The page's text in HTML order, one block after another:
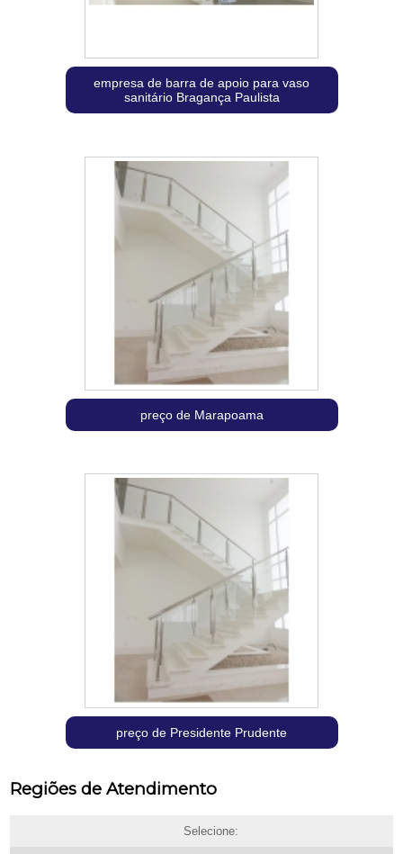
empresa de barra de apoio para vaso
sanitário Bragança Paulista
preço de Marapoama
preço de Presidente Prudente
Regiões de Atendimento
Selecione: